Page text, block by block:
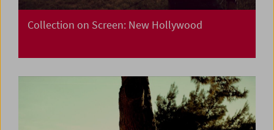
Collection on Screen: New Hollywood